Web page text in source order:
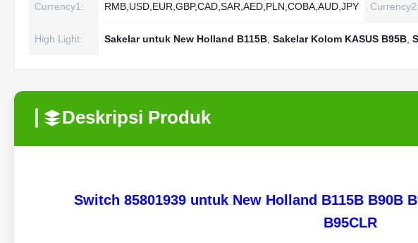
Currency1: RMB,USD,EUR,GBP,CAD,SAR,AED,PLN,COBA,AUD,JPY Currency2:
High Light: Sakelar untuk New Holland B115B Sakelar Kolom KASUS B95B
Deskripsi Produk
Switch 85801939 untuk New Holland B115B B90B
B95CLR